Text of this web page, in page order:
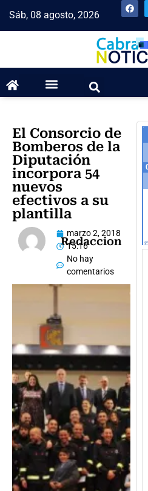
Sáb, 08 agosto, 2026
El Consorcio de
Bomberos de la
Diputación
incorpora 54
nuevos
efectivos a su
plantilla
Redaccion
marzo 2, 2018
15:16
No hay
comentarios